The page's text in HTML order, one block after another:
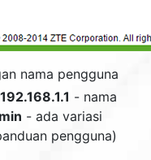
nama pengguna
192.168.1.1 - nama
- ada variasi
pengguna)